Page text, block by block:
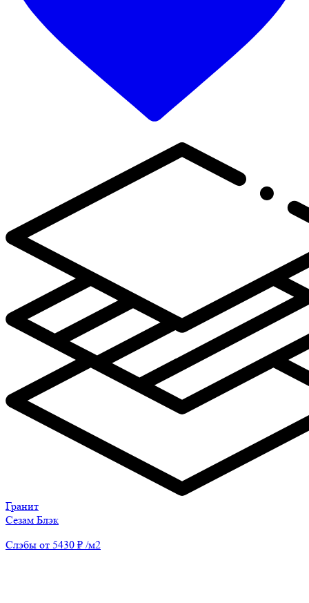
Гранит
Сезам Блэк
Слэбы от 5430 ₽ /м2